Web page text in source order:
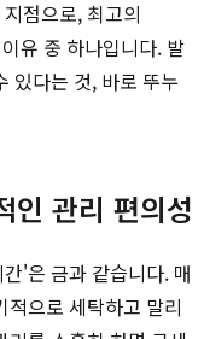
점으로, 최고의
유 중 하나입니다. 발
있다는 것, 바로 뚜누
인 관리 편의성
'은 금과 같습니다. 매
으로 세탁하고 말리